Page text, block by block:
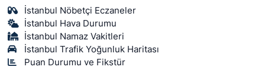
İstanbul Nöbetçi Eczaneler
İstanbul Hava Durumu
İstanbul Namaz Vakitleri
İstanbul Trafik Yoğunluk Haritası
Puan Durumu ve Fikstür